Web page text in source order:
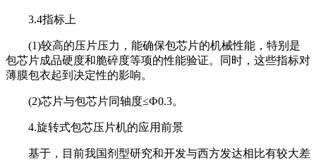
3.4指标上
(1)较高的压片压力，能确保包芯片的机械性能，特别是
包芯片成品硬度和脆碎度等项的性能验证。同时，这些指标对
薄膜包衣起到决定性的影响。
(2)芯片与包芯片同轴度≤Ф0.3。
4.旋转式包芯压片机的应用前景
基于，目前我国剂型研究和开发与西方发达相比有较大差